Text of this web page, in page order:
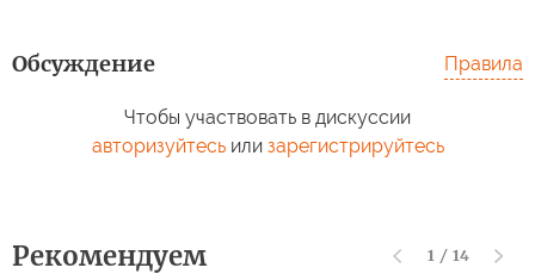
Обсуждение Правила
Чтобы участвовать в дискуссии
авторизуйтесьили зарегистрируйтесь
Рекомендуем 1 / 14